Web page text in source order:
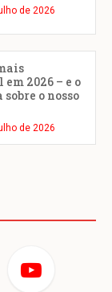
de 2026
2026 – e o
o nosso
de 2026